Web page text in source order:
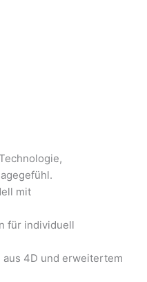
mit
für individuell
aus 4D und erweitertem